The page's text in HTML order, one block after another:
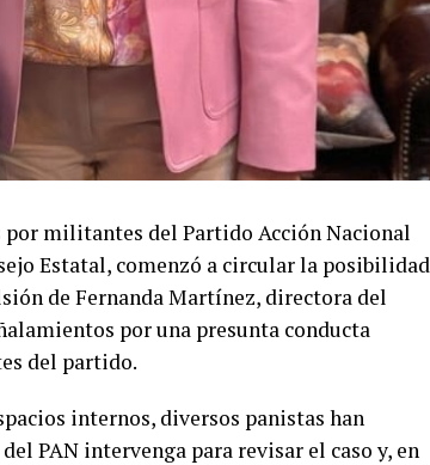
por militantes del Partido Acción Nacional
Estatal, comenzó a circular la posibilidad
de Fernanda Martínez, directora del
por una presunta conducta
del partido.
internos, diversos panistas han
PAN intervenga para revisar el caso y, en